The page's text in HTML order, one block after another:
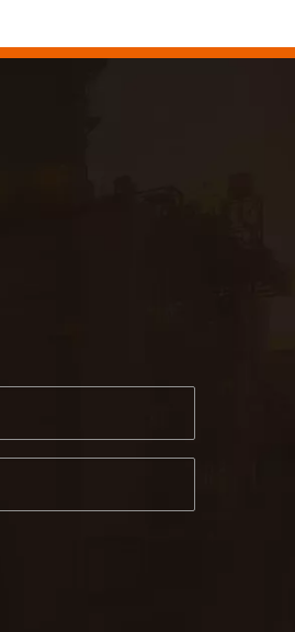
KENDO 参加 2023 年科隆博览会
KENDO的Facebook账号开通了！
全世界的 DIY 爱好者享受独立承担